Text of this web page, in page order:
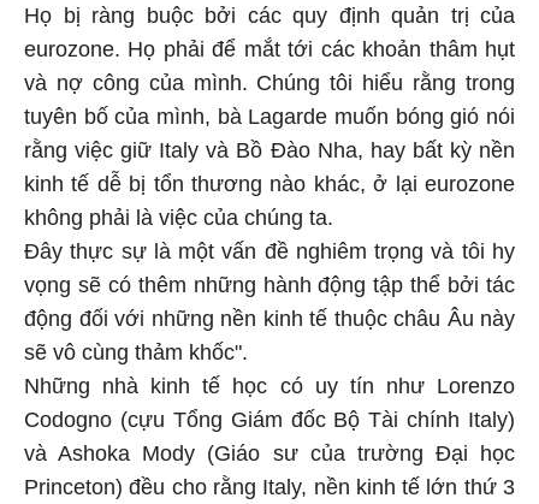
Họ bị ràng buộc bởi các quy định quản trị của
eurozone. Họ phải để mắt tới các khoản thâm hụt
và nợ công của mình. Chúng tôi hiểu rằng trong
tuyên bố của mình, bà Lagarde muốn bóng gió nói
rằng việc giữ Italy và Bồ Đào Nha, hay bất kỳ nền
kinh tế dễ bị tổn thương nào khác, ở lại eurozone
không phải là việc của chúng ta.
Đây thực sự là một vấn đề nghiêm trọng và tôi hy
vọng sẽ có thêm những hành động tập thể bởi tác
động đối với những nền kinh tế thuộc châu Âu này
sẽ vô cùng thảm khốc".
Những nhà kinh tế học có uy tín như Lorenzo
Codogno (cựu Tổng Giám đốc Bộ Tài chính Italy)
và Ashoka Mody (Giáo sư của trường Đại học
Princeton) đều cho rằng Italy, nền kinh tế lớn thứ 3